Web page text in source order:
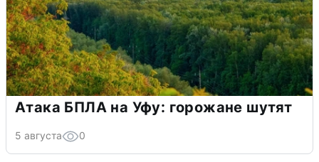
Атака БПЛА на Уфу: горожане шутят
5 августа 0